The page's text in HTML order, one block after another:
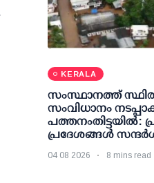
KERALA
സംസ്ഥാനത്ത്
സംവിധാനം
പത്തനംതിട്ടയില്‍:
പ്രദേശങ്ങള്‍
04 08 2026 8 mins read